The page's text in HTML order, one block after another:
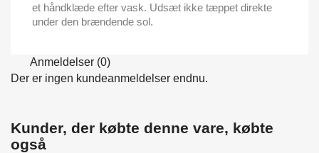
et håndklæde efter vask. Udsæt ikke tæppet direkte
under den brændende sol.
Anmeldelser (0)
Der er ingen kundeanmeldelser endnu.
Kunder, der købte denne vare, købte
også